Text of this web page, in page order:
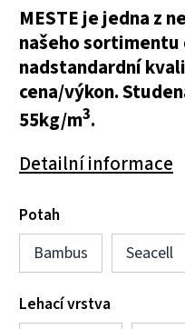
MESTE je jedna z
našeho
nadstandardní
cena/výkon.
55kg/m3.
Detailní informace
Potah
Bambus
Seacell
Lehací vrstva